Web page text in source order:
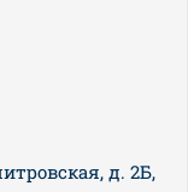
д. 2Б,